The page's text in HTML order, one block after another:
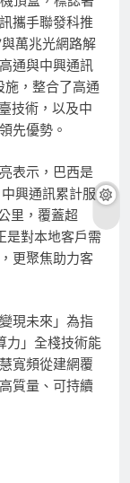
攜手聯發科推
萬兆光網路解
通與中興通訊
施，整合了高通
技術，以及中
先優勢。
表示，巴西是
興通訊累計服
里，覆蓋超
是對本地客戶需
更聚焦助力客
現未來」為指
力」全棧技術能
寬頻從建網覆
質量、可持續